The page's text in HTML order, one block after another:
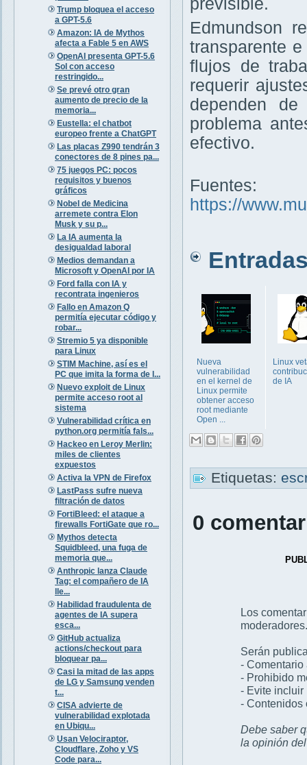
Trump bloquea el acceso
a GPT-5.6
Amazon: IA de Mythos
afecta a Fable 5 en AWS
OpenAI presenta GPT-5.6
Sol con acceso
restringido...
Se prevé otro gran
aumento de precio de la
memoria...
Eustella: el chatbot
europeo frente a ChatGPT
Las placas Z990 tendrán 3
conectores de 8 pines pa...
75 juegos PC: pocos
requisitos y buenos
gráficos
Nobel de Medicina
arremete contra Elon
Musk y su p...
La IA aumenta la
desigualdad laboral
Medios demandan a
Microsoft y OpenAI por IA
Ford falla con IA y
recontrata ingenieros
Fallo en Amazon Q
permitía ejecutar código y
robar...
Stremio 5 ya disponible
para Linux
STIM Machine, así es el
PC que imita la forma de l...
Nuevo exploit de Linux
permite acceso root al
sistema
Vulnerabilidad crítica en
python.org permitía fals...
Hackeo en Leroy Merlin:
miles de clientes
expuestos
Activa la VPN de Firefox
LastPass sufre nueva
filtración de datos
FortiBleed: el ataque a
firewalls FortiGate que ro...
Mythos detecta
Squidbleed, una fuga de
memoria que...
Anthropic lanza Claude
Tag: el compañero de IA
lle...
Habilidad fraudulenta de
agentes de IA supera
esca...
GitHub actualiza
actions/checkout para
bloquear pa...
Casi la mitad de las apps
de LG y Samsung venden
t...
CISA advierte de
vulnerabilidad explotada
en Ubiqu...
Usan Velociraptor,
Cloudflare, Zoho y VS
Code para...
previsible.
Edmundson
transparente
flujos de
requerir
dependen
problema
efectivo.
Fuentes:
https://
Entradas
Nueva
vulnerabilidad
en el kernel de
Linux permite
obtener acceso
root mediante
Open ...
Linux
de IA
Etiquetas:
0
Los
moderadores.
Serán
- Comentario
- Prohibido
- Evite incluir
- Contenidos
Debe saber
la opinión